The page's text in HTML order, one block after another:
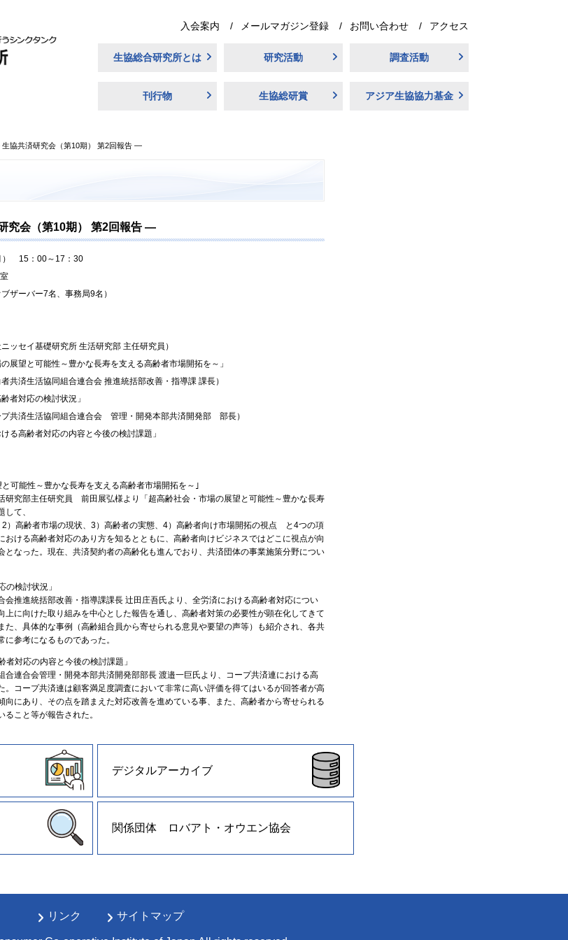
入会案内 メールマガジン登録 お問い合わせ アクセス
生協総合研究所とは 研究活動 調査活動
刊行物 生協総研賞 アジア生協協力基金
協共済研究会（第10期） 第2回報告 ―
会（第10期） 第2回報告 ―
） 15：00～17：30
ザーバー7名、事務局9名）
ッセイ基礎研究所 生活研究部 主任研究員）
の展望と可能性～豊かな長寿を支える高齢者市場開拓を～」
共済生活協同組合連合会 推進統括部改善・指導課 課長）
者対応の検討状況」
共済生活協同組合連合会 管理・開発本部共済開発部 部長）
ける高齢者対応の内容と今後の検討課題」
可能性～豊かな長寿を支える高齢者市場開拓を～｣
研究部主任研究員 前田展弘様より「超高齢社会・市場の展望と可能性～豊かな長寿
て、
）高齢者市場の現状、3）高齢者の実態、4）高齢者向け市場開拓の視点 と4つの項
おける高齢者対応のあり方を知るとともに、高齢者向けビジネスではどこに視点が向
となった。現在、共済契約者の高齢化も進んでおり、共済団体の事業施策分野につい
の検討状況」
推進統括部改善・指導課課長 辻田庄吾氏より、全労済における高齢者対応につい
上に向けた取り組みを中心とした報告を通し、高齢者対策の必要性が顕在化してきて
た、具体的な事例（高齢組合員から寄せられる意見や要望の声等）も紹介され、各共
参考になるものであった。
対応の内容と今後の検討課題」
連合会管理・開発本部共済開発部部長 渡邉一巨氏より、コープ共済連における高
。コープ共済連は顧客満足度調査において非常に高い評価を得てはいるが回答者が高
向にあり、その点を踏まえた対応改善を進めている事、また、高齢者から寄せられる
こと等が報告された。
デジタルアーカイブ
関係団体 ロバアト・オウエン協会
リンク サイトマップ